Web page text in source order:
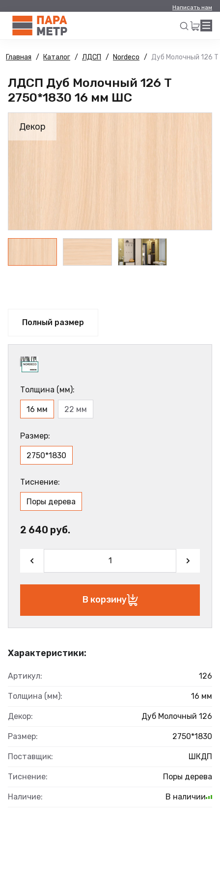
Написать нам
Искать
Главная Каталог ЛДСП Nordeco Дуб Молочный 126
ЛДСП Дуб Молочный 126 Т
2750*1830 16 мм ШС
Декор
Полный размер
Характеристики:
Артикул: 126
Толщина (мм): 16 мм
Декор: Дуб Молочный 126
Размер: 2750*1830
Поставщик: ШКДП
Тиснение: Поры дерева
Наличие: В наличии
Толщина (мм):
16 мм 22 мм
Размер:
2750*1830
Тиснение:
Поры дерева
2 640 руб.
В корзину